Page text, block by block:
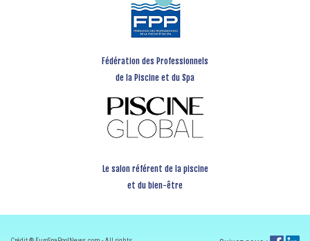
Fédération des Professionnels
de la Piscine et du Spa
Le salon référent de la piscine
et du bien-être